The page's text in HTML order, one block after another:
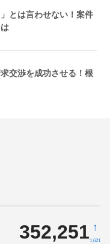
とは言わせない！案件
交渉を成功させる！根
352,251 ↑
1,621